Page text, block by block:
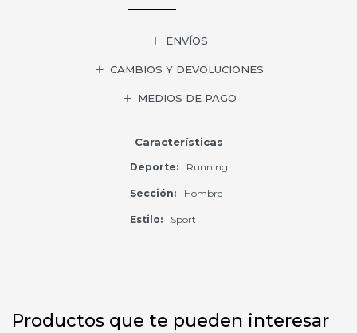
ENVÍOS
CAMBIOS Y DEVOLUCIONES
MEDIOS DE PAGO
Características
Deporte Running
Sección Hombre
Estilo Sport
Productos que te pueden interesar